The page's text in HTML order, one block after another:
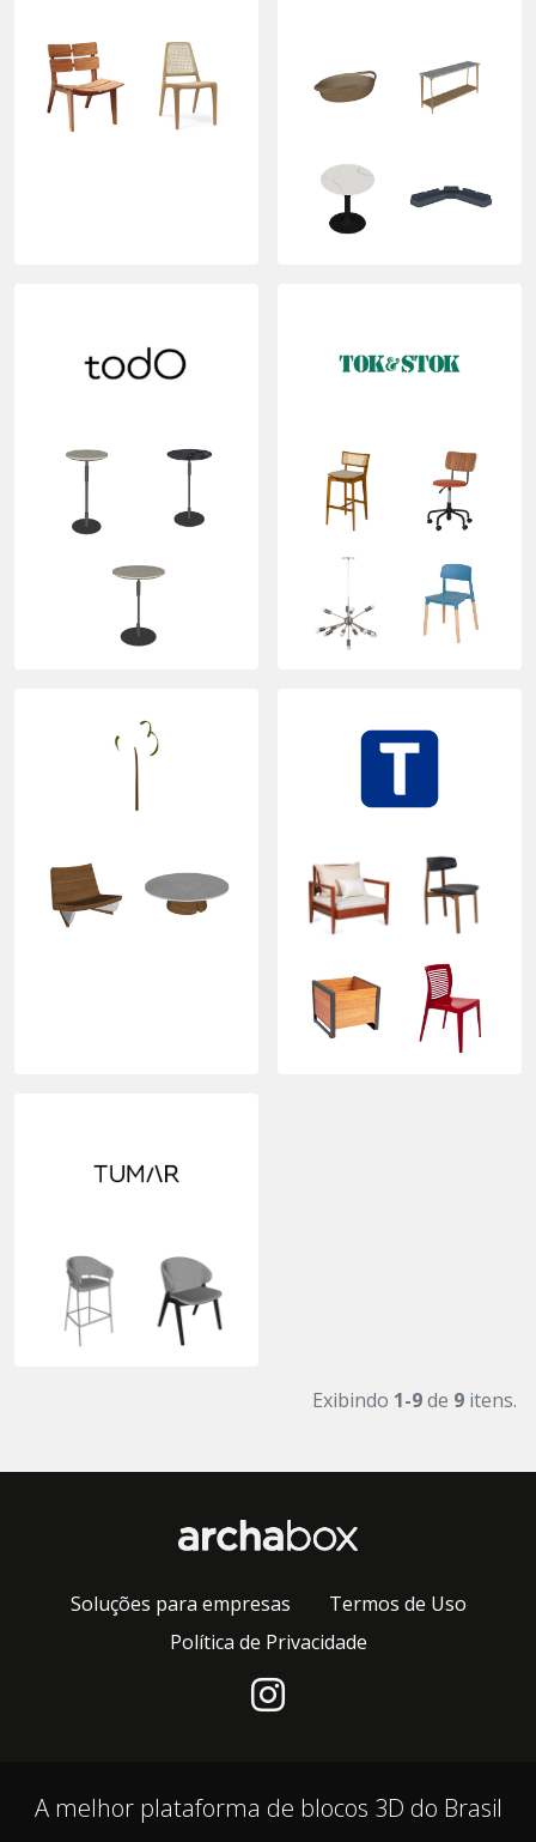
Exibindo 1-9de 9 itens.
Soluções para empresas
Termos de Uso
Política de Privacidade
A melhor plataforma de blocos 3D do Brasil